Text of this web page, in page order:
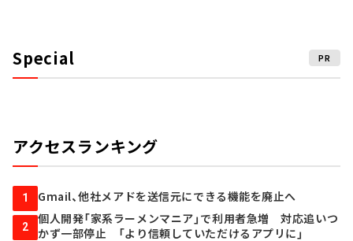
Special PR
アクセスランキング
1 Gmail、他社メアドを送信元にできる機能を廃止へ
2
個人開発「家系ラーメンマニア」で利用者急増 対応追いつ
かず一部停止 「より信頼していただけるアプリに」